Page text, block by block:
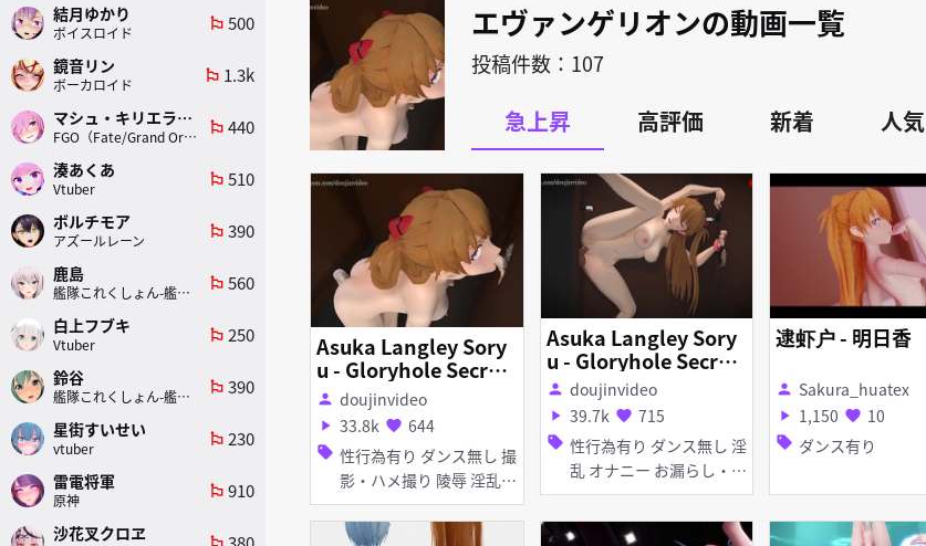
エヴァンゲリオンの動画一覧
投稿件数：107
急上昇 高評価 新着 人気
Asuka Langley Sory
u - Gloryhole Secret
s - part 5 short versi
on
person doujinvideo
play_arrow 33.8k favorite 644
sell 性行為有り ダンス無し 撮
影・ハメ撮り 陵辱 淫乱
フェラ
Asuka Langley Sory
u - Gloryhole Secret
s - part 3 short versi
on
person doujinvideo
play_arrow 39.7k favorite 715
sell 性行為有り ダンス無し 淫
乱 オナニー お漏らし・潮
吹き
逮虾户 - 明日香
person Sakura_huatex
play_arrow 1,150 favorite 10
sell ダンス有り
結月ゆかり
ボイスロイド
emoji_flags 500
鏡音リン
ボーカロイド
emoji_flags 1.3k
マシュ・キリエライト
FGO（Fate/Grand Order）
emoji_flags 440
湊あくあ
Vtuber
emoji_flags 510
ボルチモア
アズールレーン
emoji_flags 390
鹿島
艦隊これくしょん-艦これ-
emoji_flags 560
白上フブキ
Vtuber
emoji_flags 250
鈴谷
艦隊これくしょん-艦これ-
emoji_flags 390
星街すいせい
vtuber
emoji_flags 230
雷電将軍
原神
emoji_flags 910
沙花叉クロヱ emoji_flags